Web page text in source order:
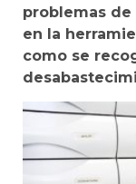
problemas
en la
como se